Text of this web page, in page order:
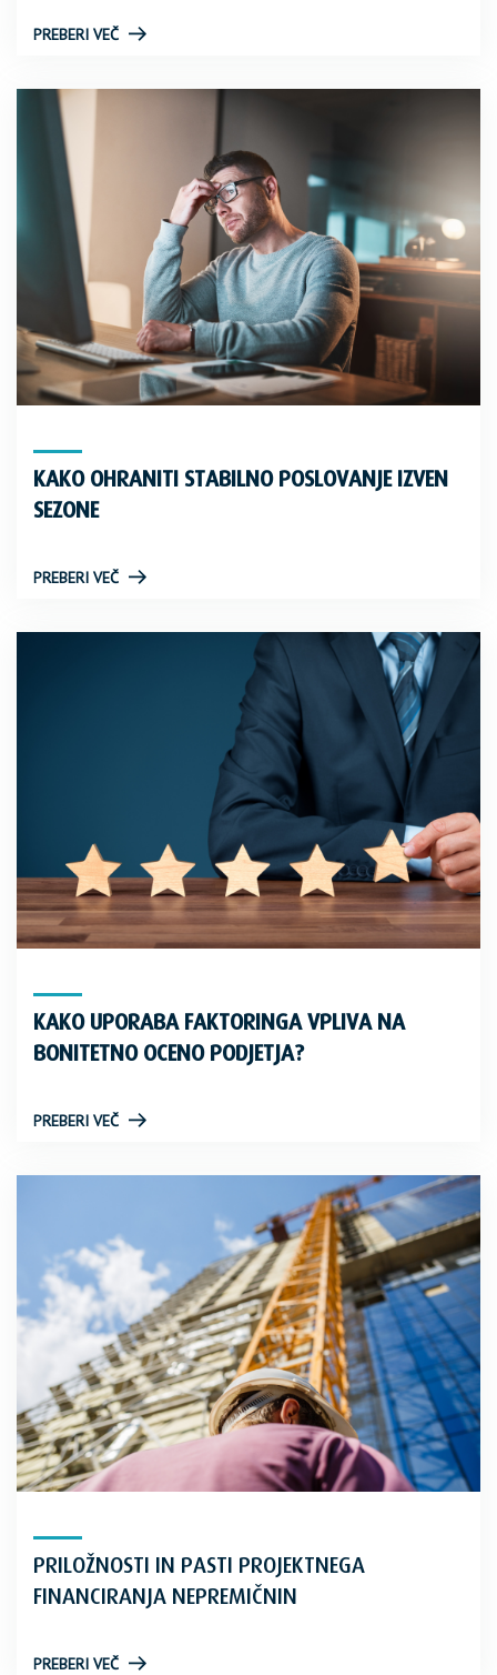
PREBERI VEČ
KAKO OHRANITI STABILNO POSLOVANJE IZVEN
SEZONE
PREBERI VEČ
KAKO UPORABA FAKTORINGA VPLIVA NA
BONITETNO OCENO PODJETJA?
PREBERI VEČ
PRILOŽNOSTI IN PASTI PROJEKTNEGA
FINANCIRANJA NEPREMIČNIN
PREBERI VEČ